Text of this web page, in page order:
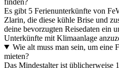
Es gibt 5 Ferienunterkünfte von
Zlarin, die diese kühle Brise und
deine bevorzugten Reisedaten ein
Unterkünfte mit Klimaanlage
Wie alt muss man sein, um eine
mieten?
Das Mindestalter ist üblicherweise